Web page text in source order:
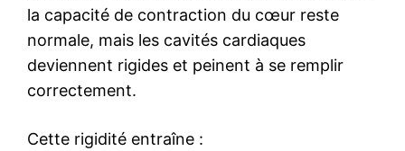
la capacité de contraction du cœur reste
normale, mais les cavités cardiaques
deviennent rigides et peinent à se remplir
correctement.
Cette rigidité entraîne :